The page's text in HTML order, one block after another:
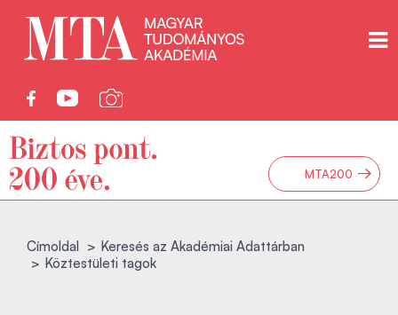
MTA200 →
Címoldal
Keresés az Akadémiai Adattárban
Köztestületi tagok